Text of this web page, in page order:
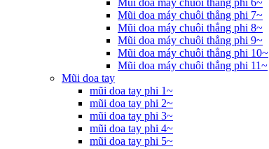
Mũi doa máy chuôi thẳng phi 6~
Mũi doa máy chuôi thẳng phi 7~
Mũi doa máy chuôi thẳng phi 8~
Mũi doa máy chuôi thẳng phi 9~
Mũi doa máy chuôi thẳng phi 10~
Mũi doa máy chuôi thẳng phi 11~
Mũi doa tay
mũi doa tay phi 1~
mũi doa tay phi 2~
mũi doa tay phi 3~
mũi doa tay phi 4~
mũi doa tay phi 5~